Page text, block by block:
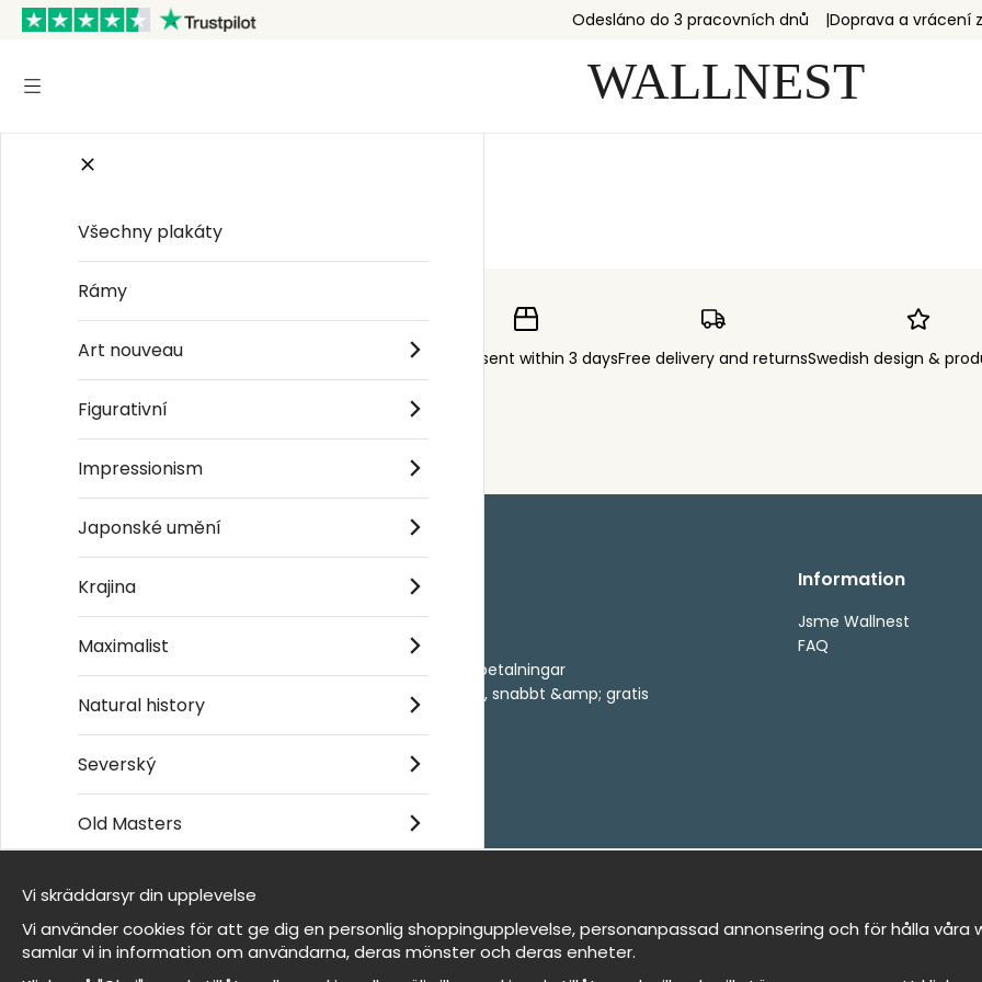
Odesláno do 3 pracovních dnů Doprava a vrácení
Order sent within 3 daysFree delivery and returnsSwedish design &
Kontakta oss
- Returer och återbetalningar
- Leverans - enkelt, snabbt &amp; gratis
Om cookies
Mina favoriter
Information
Jsme Wallnest
FAQ
Et harum quidem rerum facilis est et expedita
Všechny plakáty
Rámy
Art nouveau
Figurativní
Impressionism
Japonské umění
Krajina
Maximalist
Natural history
Severský
Old Masters
Jsme Wallnest
FAQ
Vi skräddarsyr din upplevelse
Vi använder cookies för att ge dig en personlig shoppingupplevelse, personanpassad annonsering och för hålla
samlar vi in information om användarna, deras mönster och deras enheter.